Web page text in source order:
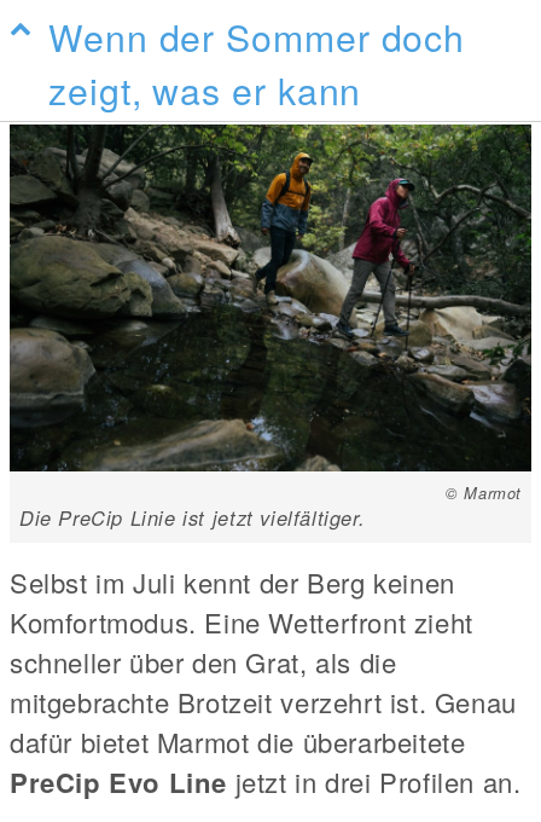
Wenn der Sommer doch
zeigt, was er kann
© Marmot
Die PreCip Linie ist jetzt vielfältiger.
Selbst im Juli kennt der Berg keinen
Komfortmodus. Eine Wetterfront zieht
schneller über den Grat, als die
mitgebrachte Brotzeit verzehrt ist. Genau
dafür bietet Marmot die überarbeitete
PreCip Evo Line jetzt in drei Profilen an.